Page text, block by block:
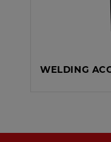
WELDING